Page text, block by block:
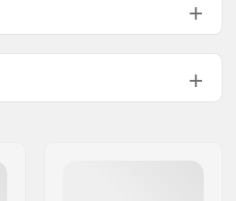
IFP Junior Turnamic